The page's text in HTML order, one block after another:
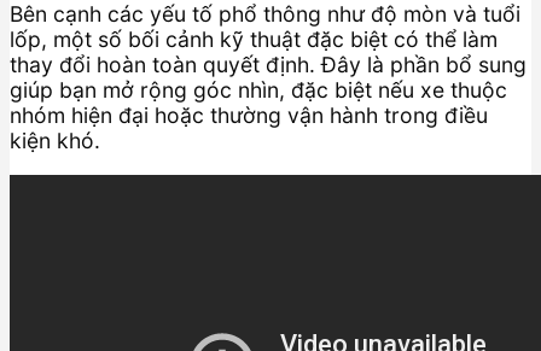
Bên cạnh các yếu tố phổ thông như độ mòn và tuổi
lốp, một số bối cảnh kỹ thuật đặc biệt có thể làm
thay đổi hoàn toàn quyết định. Đây là phần bổ sung
giúp bạn mở rộng góc nhìn, đặc biệt nếu xe thuộc
nhóm hiện đại hoặc thường vận hành trong điều
kiện khó.